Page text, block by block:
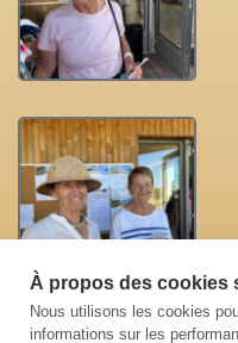
À propos des cookies
Nous utilisons les cookies
informations sur les